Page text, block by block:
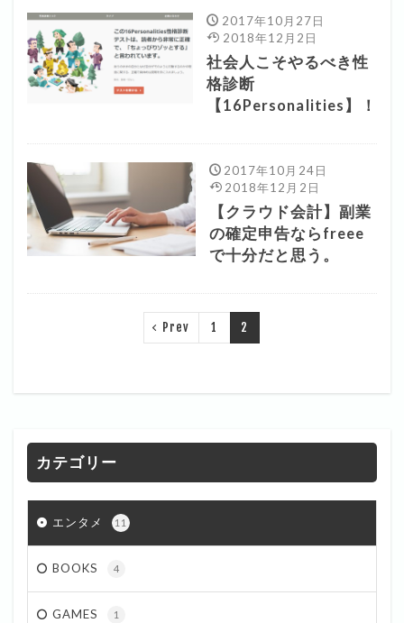
2017年10月27日
2018年12月2日
社会人こそやるべき性
格診断
【16Personalities】！
2017年10月24日
2018年12月2日
【クラウド会計】副業
の確定申告ならfreee
で十分だと思う。
Prev 1 2
カテゴリー
エンタメ 11
BOOKS 4
GAMES 1